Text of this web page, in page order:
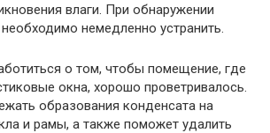
влаги. При обнаружении
немедленно устранить.
о том, чтобы помещение, где
окна, хорошо проветривалось.
образования конденсата на
и рамы, а также поможет удалить